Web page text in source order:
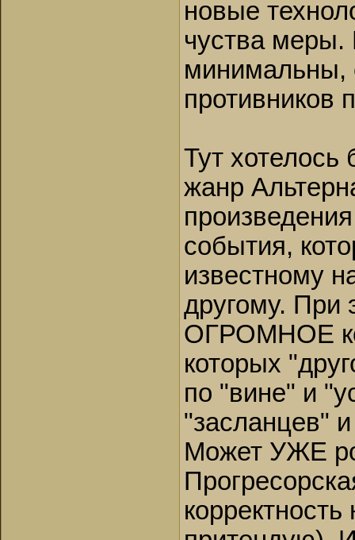
новые
чуства меры.
минимальны,
противников
Тут хотелось
жанр
события,
известному
другому. При
ОГРОМНОЕ
которых
по "вине" и
"засланцев"
Может УЖЕ